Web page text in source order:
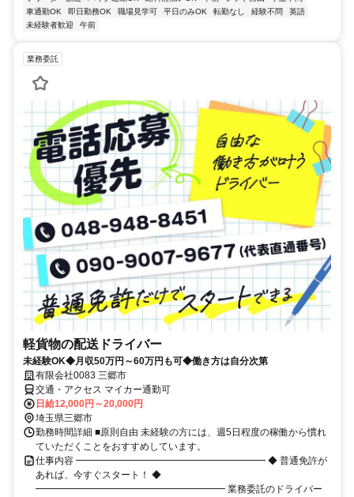
車通勤OK
即日勤務OK 職場見学可 平日のみOK 転勤なし 経験不問
英語
未経験者歓迎
午前
業務委託
軽貨物の配送ドライバー
未経験OK◆月収50万円～60万円も可◆働き方は自分次第
有限会社0083 三郷市
交通・アクセス マイカー通勤可
日給12,000円～20,000円
埼玉県三郷市
勤務時間詳細 ■原則自由 未経験の方には、週5日程度の稼働から慣れ
ていただくことをおすすめしています。
仕事内容 ━━━━━━━━━━━━━━━━━━━━ ◆ 普通免許が
あれば、今すぐスタート！ ◆
━━━━━━━━━━━━━━━━━━━━ 業務委託のドライバー